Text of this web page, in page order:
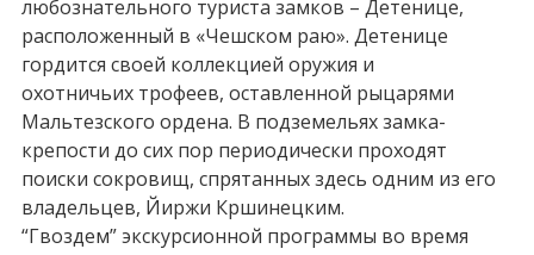
любознательного туриста замков – Детенице,
расположенный в «Чешском раю». Детенице
гордится своей коллекцией оружия и
охотничьих трофеев, оставленной рыцарями
Мальтезского ордена. В подземельях замка-
крепости до сих пор периодически проходят
поиски сокровищ, спрятанных здесь одним из его
владельцев, Йиржи Кршинецким.
“Гвоздем” экскурсионной программы во время